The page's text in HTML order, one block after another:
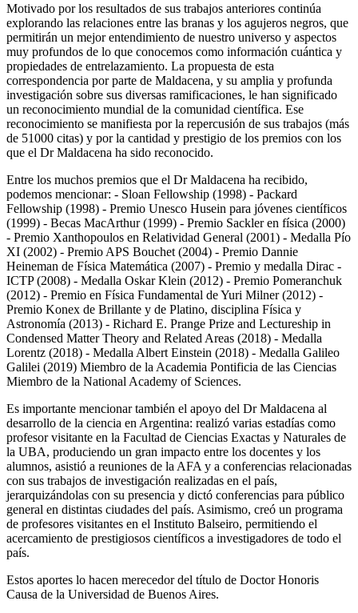
Motivado por los resultados de sus trabajos anteriores continúa
explorando las relaciones entre las branas y los agujeros negros, que
permitirán un mejor entendimiento de nuestro universo y aspectos
muy profundos de lo que conocemos como información cuántica y
propiedades de entrelazamiento. La propuesta de esta
correspondencia por parte de Maldacena, y su amplia y profunda
investigación sobre sus diversas ramificaciones, le han significado
un reconocimiento mundial de la comunidad científica. Ese
reconocimiento se manifiesta por la repercusión de sus trabajos (más
de 51000 citas) y por la cantidad y prestigio de los premios con los
que el Dr Maldacena ha sido reconocido.
Entre los muchos premios que el Dr Maldacena ha recibido,
podemos mencionar: - Sloan Fellowship (1998) - Packard
Fellowship (1998) - Premio Unesco Husein para jóvenes científicos
(1999) - Becas MacArthur (1999) - Premio Sackler en física (2000)
- Premio Xanthopoulos en Relatividad General (2001) - Medalla Pío
XI (2002) - Premio APS Bouchet (2004) - Premio Dannie
Heineman de Física Matemática (2007) - Premio y medalla Dirac -
ICTP (2008) - Medalla Oskar Klein (2012) - Premio Pomeranchuk
(2012) - Premio en Física Fundamental de Yuri Milner (2012) -
Premio Konex de Brillante y de Platino, disciplina Física y
Astronomía (2013) - Richard E. Prange Prize and Lectureship in
Condensed Matter Theory and Related Areas (2018) - Medalla
Lorentz (2018) - Medalla Albert Einstein (2018) - Medalla Galileo
Galilei (2019) Miembro de la Academia Pontificia de las Ciencias
Miembro de la National Academy of Sciences.
Es importante mencionar también el apoyo del Dr Maldacena al
desarrollo de la ciencia en Argentina: realizó varias estadías como
profesor visitante en la Facultad de Ciencias Exactas y Naturales de
la UBA, produciendo un gran impacto entre los docentes y los
alumnos, asistió a reuniones de la AFA y a conferencias relacionadas
con sus trabajos de investigación realizadas en el país,
jerarquizándolas con su presencia y dictó conferencias para público
general en distintas ciudades del país. Asimismo, creó un programa
de profesores visitantes en el Instituto Balseiro, permitiendo el
acercamiento de prestigiosos científicos a investigadores de todo el
país.
Estos aportes lo hacen merecedor del título de Doctor Honoris
Causa de la Universidad de Buenos Aires.